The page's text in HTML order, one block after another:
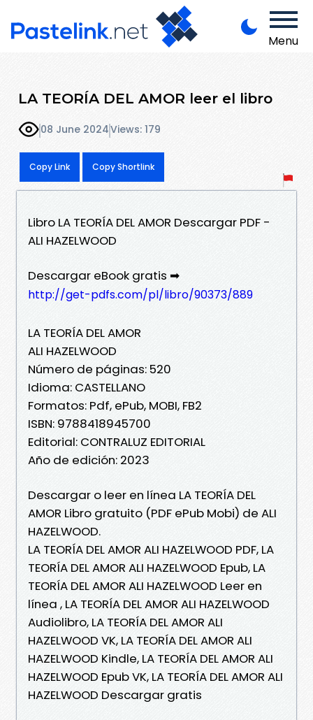
Menu
LA TEORÍA DEL AMOR leer el libro
08 June 2024Views: 179
Copy Link Copy Shortlink
Libro LA TEORÍA DEL AMOR Descargar PDF -
ALI HAZELWOOD
Descargar eBook gratis ➡
http://get-pdfs.com/pl/libro/90373/889
LA TEORÍA DEL AMOR
ALI HAZELWOOD
Número de páginas: 520
Idioma: CASTELLANO
Formatos: Pdf, ePub, MOBI, FB2
ISBN: 9788418945700
Editorial: CONTRALUZ EDITORIAL
Año de edición: 2023
Descargar o leer en línea LA TEORÍA DEL
AMOR Libro gratuito (PDF ePub Mobi) de ALI
HAZELWOOD.
LA TEORÍA DEL AMOR ALI HAZELWOOD PDF, LA
TEORÍA DEL AMOR ALI HAZELWOOD Epub, LA
TEORÍA DEL AMOR ALI HAZELWOOD Leer en
línea , LA TEORÍA DEL AMOR ALI HAZELWOOD
Audiolibro, LA TEORÍA DEL AMOR ALI
HAZELWOOD VK, LA TEORÍA DEL AMOR ALI
HAZELWOOD Kindle, LA TEORÍA DEL AMOR ALI
HAZELWOOD Epub VK, LA TEORÍA DEL AMOR ALI
HAZELWOOD Descargar gratis